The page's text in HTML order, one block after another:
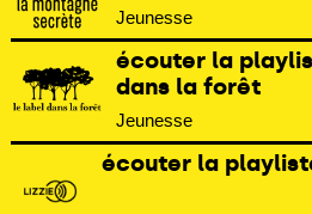
Jeunesse
écouter la
dans la forêt
Jeunesse
écouter la